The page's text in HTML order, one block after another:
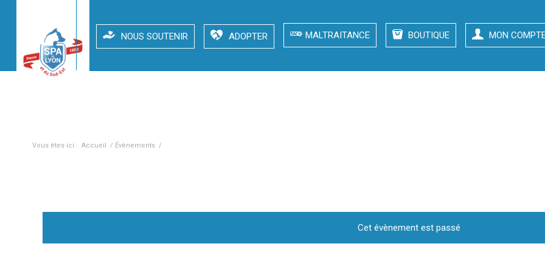
NOUS SOUTENIR ADOPTER MALTRAITANCE BOUTIQUE MON
Vous êtes ici : Accueil / Évènements /
Cet évènement est passé